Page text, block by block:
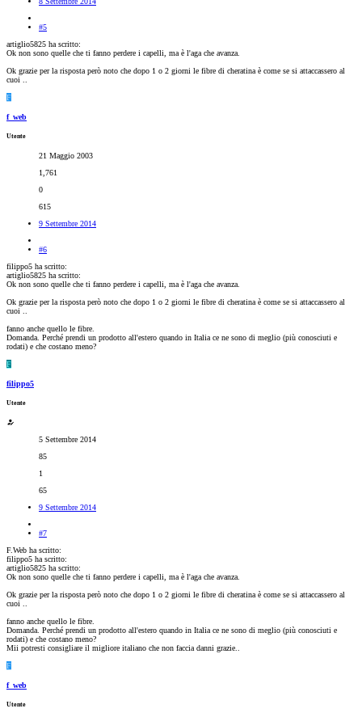
#5
artiglio5825 ha scritto:
Ok non sono quelle che ti fanno perdere i capelli, ma è l'aga che avanza.
Ok grazie per la risposta però noto che dopo 1 o 2 giorni le fibre di cheratina è come se si attaccassero al
cuoi ..
F
f_web
Utente
21 Maggio 2003
1,761
0
615
9 Settembre 2014
#6
filippo5 ha scritto:
artiglio5825 ha scritto:
Ok non sono quelle che ti fanno perdere i capelli, ma è l'aga che avanza.
Ok grazie per la risposta però noto che dopo 1 o 2 giorni le fibre di cheratina è come se si attaccassero al
cuoi ..
fanno anche quello le fibre.
Domanda. Perché prendi un prodotto all'estero quando in Italia ce ne sono di meglio (più conosciuti e
rodati) e che costano meno?
F
filippo5
Utente
5 Settembre 2014
85
1
65
9 Settembre 2014
#7
F.Web ha scritto:
filippo5 ha scritto:
artiglio5825 ha scritto:
Ok non sono quelle che ti fanno perdere i capelli, ma è l'aga che avanza.
Ok grazie per la risposta però noto che dopo 1 o 2 giorni le fibre di cheratina è come se si attaccassero al
cuoi ..
fanno anche quello le fibre.
Domanda. Perché prendi un prodotto all'estero quando in Italia ce ne sono di meglio (più conosciuti e
rodati) e che costano meno?
Mii potresti consigliare il migliore italiano che non faccia danni grazie..
F
f_web
Utente